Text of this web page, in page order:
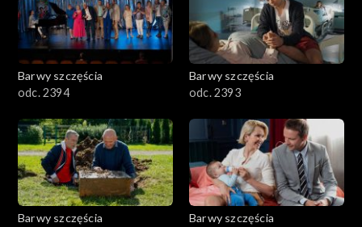
2101–2200
2001–2100
1801–1900
1701–1800
Barwy szczęścia
odc. 2394
Barwy szczęścia
odc. 2393
Barwy szczęścia
Barwy szczęścia